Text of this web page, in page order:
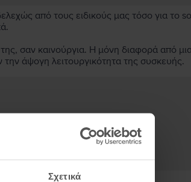
Σχετικά
από τους ειδικούς μας τόσο για το
σαν καινούργια. Η μόνη διαφορά από
άψογη λειτουργικότητα της συσκευής.